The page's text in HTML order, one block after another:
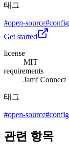
태그
#open-source#
Get started
license
MIT
requirements
Jamf Connect
태그
#open-source#
관련 항목